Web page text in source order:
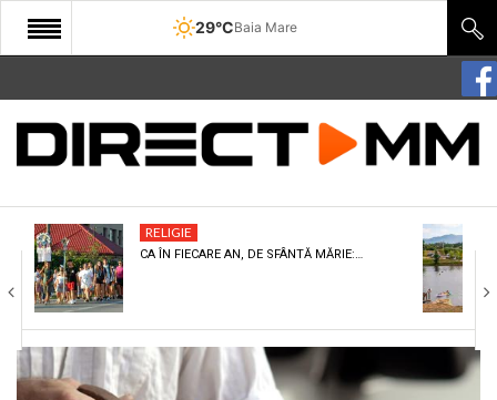
29°CBaia Mare
START
COMUNITATE
CULTURA
ECONOMIE
SANATATE
SPORT
RELIGIE
CA ÎN FIECARE AN, DE SFÂNTĂ MĂRIE:…